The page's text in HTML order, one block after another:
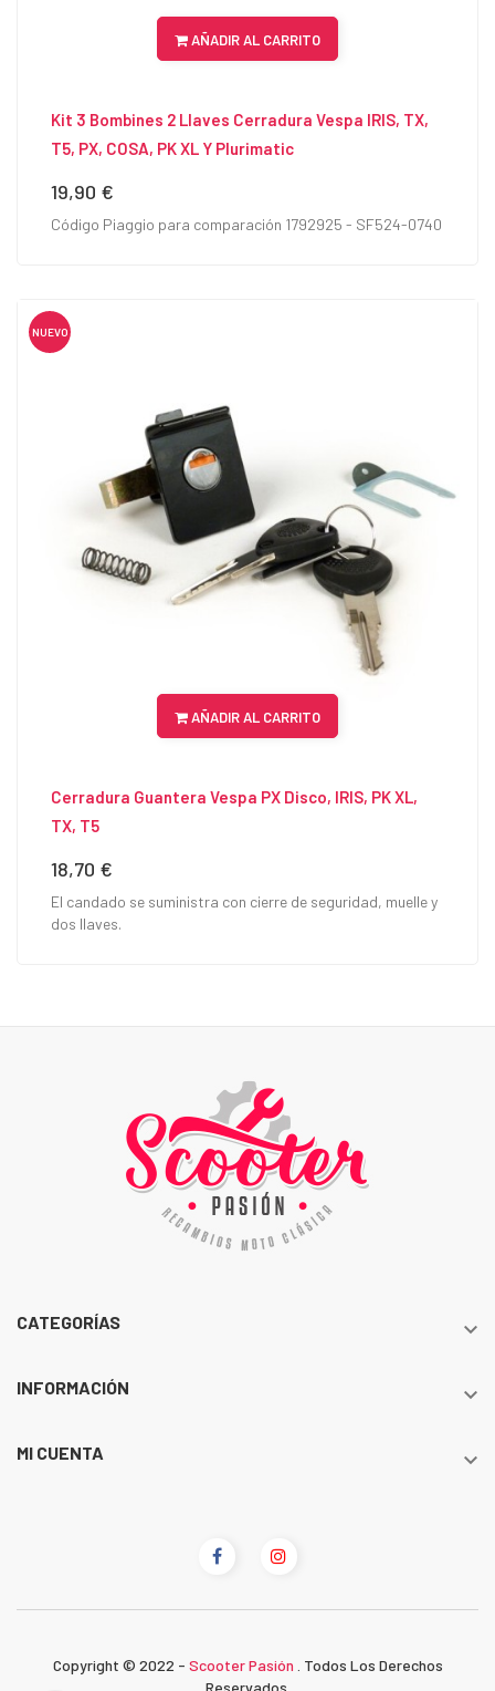
AÑADIR AL CARRITO
Kit 3 Bombines 2 Llaves Cerradura Vespa IRIS, TX,
T5, PX, COSA, PK XL Y Plurimatic
Precio
19,90 €
Código Piaggio para comparación 1792925 - SF524-0740
NUEVO
AÑADIR AL CARRITO
Cerradura Guantera Vespa PX Disco, IRIS, PK XL,
TX, T5
Precio
18,70 €
El candado se suministra con cierre de seguridad, muelle y
dos llaves.
CATEGORÍAS 
INFORMACIÓN 
MI CUENTA 
Copyright © 2022 - Scooter Pasión
. Todos Los Derechos
Reservados.